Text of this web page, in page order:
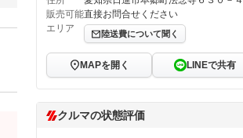
販売可能
エリア
直接お問合せください
陸送費について聞く
MAPを開く LINEで共有
クルマの状態評価